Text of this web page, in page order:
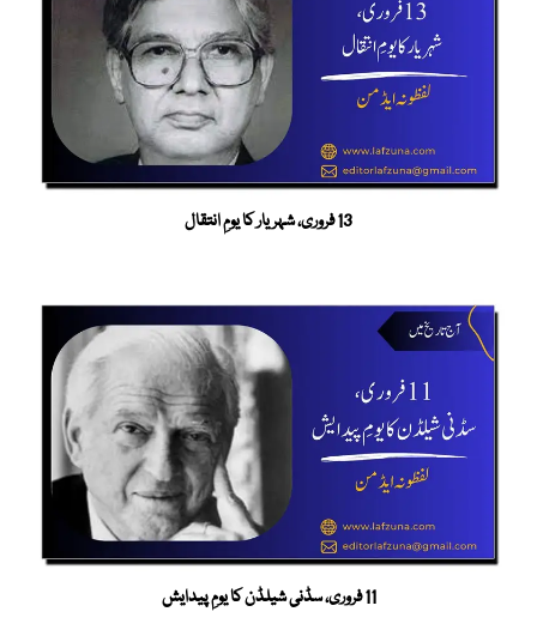
13 فروری، شہریار کا یومِ انتقال
11 فروری، سڈنی شیلڈن کا یومِ پیدایش